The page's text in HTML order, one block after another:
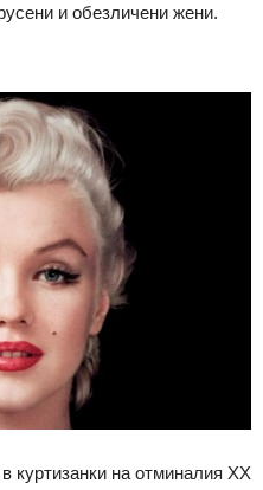
и обезличени жени.
куртизанки на отминалия XX